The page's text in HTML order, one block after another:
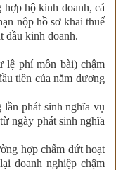
hộ kinh doanh, cá
nộp hồ sơ khai thuế
đầu kinh doanh.
lệ phí môn bài) chậm
tiên của năm dương
phát sinh nghĩa vụ
ngày phát sinh nghĩa
hợp chấm dứt hoạt
doanh nghiệp chậm